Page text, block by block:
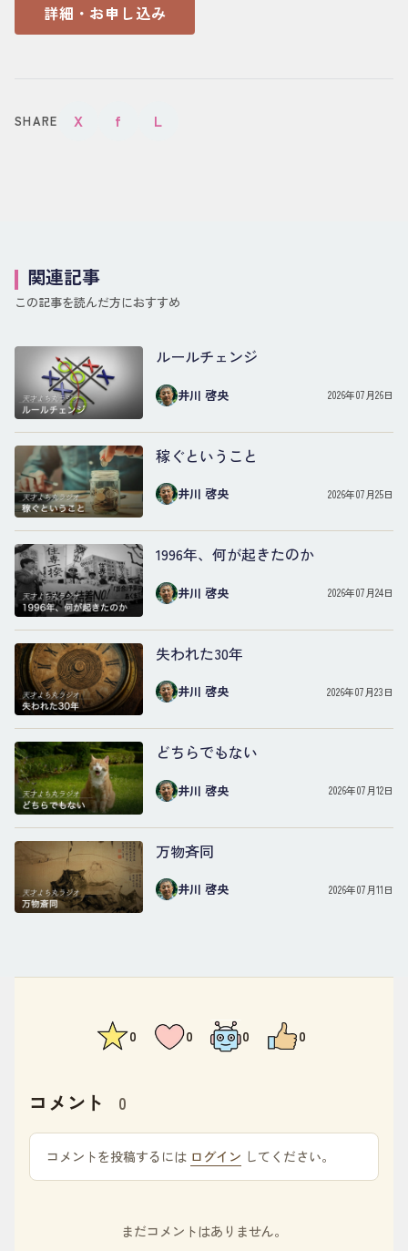
詳細・お申し込み
SHARE X f L
関連記事
この記事を読んだ方におすすめ
ルールチェンジ
井川 啓央 2026年07月26日
稼ぐということ
井川 啓央 2026年07月25日
1996年、何が起きたのか
井川 啓央 2026年07月24日
失われた30年
井川 啓央 2026年07月23日
どちらでもない
井川 啓央 2026年07月12日
万物斉同
井川 啓央 2026年07月11日
0 0 0 0
コメント 0
コメントを投稿するには ログイン してください。
まだコメントはありません。